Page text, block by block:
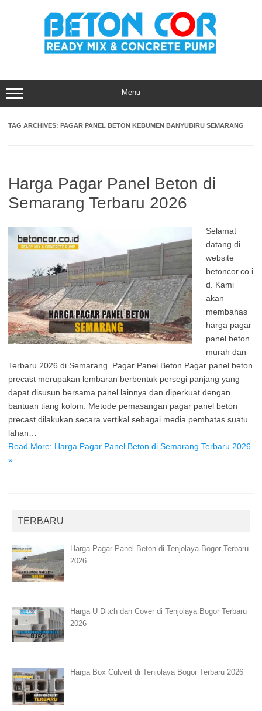
Menu
TAG ARCHIVES: PAGAR PANEL BETON KEBUMEN BANYUBIRU SEMARANG
Harga Pagar Panel Beton di
Semarang Terbaru 2026
Selamat
datang di
website
betoncor.co.i
d. Kami
akan
membahas
harga pagar
panel beton
murah dan
Terbaru 2026 di Semarang. Pagar Panel Beton Pagar panel beton
precast merupakan lembaran berbentuk persegi panjang yang
dapat disusun bersama panel lainnya dan diperkuat dengan
bantuan tiang kolom. Metode pemasangan pagar panel beton
precast dilakukan secara vertikal sebagai media pembatas suatu
lahan…
Read More: Harga Pagar Panel Beton di Semarang Terbaru 2026
»
TERBARU
Harga Pagar Panel Beton di Tenjolaya Bogor Terbaru
2026
Harga U Ditch dan Cover di Tenjolaya Bogor Terbaru
2026
Harga Box Culvert di Tenjolaya Bogor Terbaru 2026